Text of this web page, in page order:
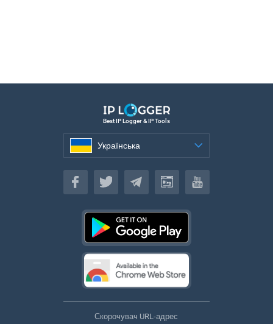
Best IP Logger & IP Tools
Українська
Українська
Скорочувач URL-адрес